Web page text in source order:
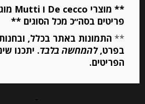
-
פריטים בסה״כ מכל הסוגים **
** התמונות באתר בכלל,
בפרט,להמחשה בלבד. יתכנו
הפריטים.